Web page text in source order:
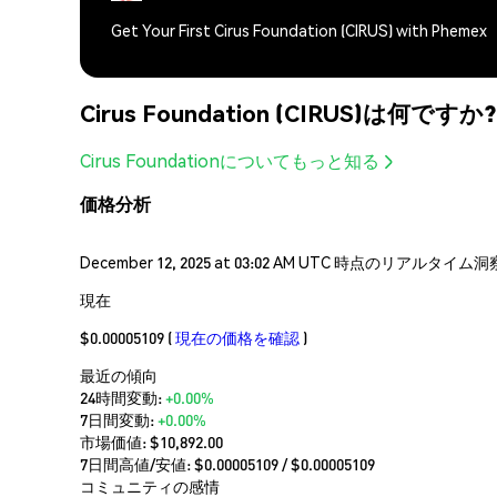
Get Your First Cirus Foundation (CIRUS) with Phemex
Cirus Foundation (CIRUS)は何ですか?
Cirus Foundationについてもっと知る
価格分析
December 12, 2025 at 03:02 AM UTC 時点のリアルタイム
現在
$0.00005109 (現在の価格を確認 )
最近の傾向
24時間変動:+0.00%
7日間変動:+0.00%
市場価値:$10,892.00
7日間高値/安値: $0.00005109/ $0.00005109
コミュニティの感情